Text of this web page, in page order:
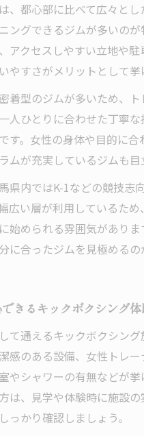
、都心部に比べて広々と
ングできるジムが多いのが
アクセスしやすい立地や
やすさがメリットとして挙
着型のジムが多いため、
人ひとりに合わせた丁寧
す。女性の身体や目的に合
ムが充実しているジムも目
県内ではK-1などの競技志
広い層が利用しているため
始められる雰囲気がありま
に合ったジムを見極める
きるキックボクシング
て通えるキックボクシン
感のある設備、女性トレ
やシャワーの有無などが挙
は、見学や体験時に施設の
っかり確認しましょう。